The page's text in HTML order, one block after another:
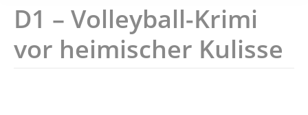
D1 – Volleyball-Krimi
vor heimischer Kulisse